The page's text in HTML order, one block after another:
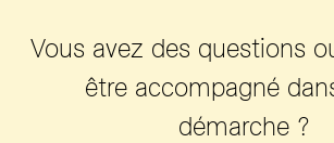
Vous avez des questions
être accompagné
démarche ?